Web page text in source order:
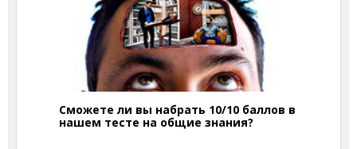
Сможете ли вы набрать 10/10 баллов в
нашем тесте на общие знания?